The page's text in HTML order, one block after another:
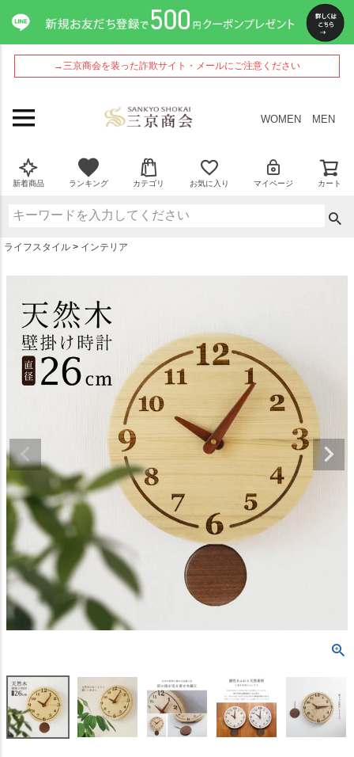
→三京商会を装った詐欺サイト・メールにご注意ください
WOMEN MEN
新着商品 ランキング カテゴリ お気に入り マイページ カート
ライフスタイル インテリア
ペー
ジト
ップ
へ